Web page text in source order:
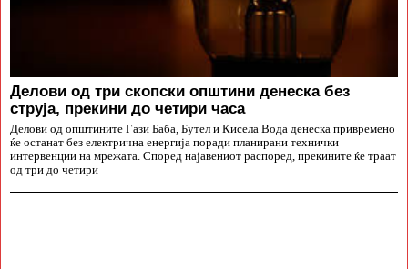
Делови од три скопски општини денеска без
струја, прекини до четири часа
Делови од општините Гази Баба, Бутел и Кисела Вода денеска привремено
ќе останат без електрична енергија поради планирани технички
интервенции на мрежата. Според најавениот распоред, прекините ќе траат
од три до четири